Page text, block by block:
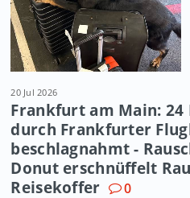
20 Jul 2026
Frankfurt am Main:
durch Frankfurter
beschlagnahmt -
Donut erschnüffelt
Reisekoffer
0